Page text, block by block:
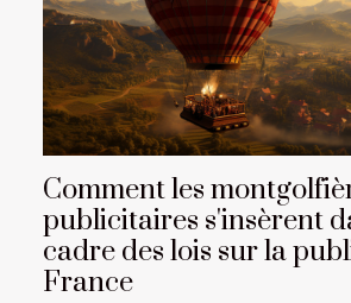
Comment les
publicitaires s'insèrent
cadre des lois sur la
France